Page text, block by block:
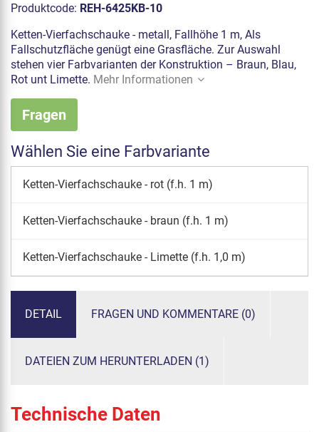
Produktcode: REH-6425KB-10
Ketten-Vierfachschauke - metall, Fallhöhe 1 m, Als
Fallschutzfläche genügt eine Grasfläche. Zur Auswahl
stehen vier Farbvarianten der Konstruktion – Braun, Blau,
Rot unt Limette. Mehr Informationen
Fragen
Wählen Sie eine Farbvariante
Ketten-Vierfachschauke - rot (f.h. 1 m)
Ketten-Vierfachschauke - braun (f.h. 1 m)
Ketten-Vierfachschauke - Limette (f.h. 1,0 m)
DETAIL FRAGEN UND KOMMENTARE (0)
DATEIEN ZUM HERUNTERLADEN (1)
Technische Daten